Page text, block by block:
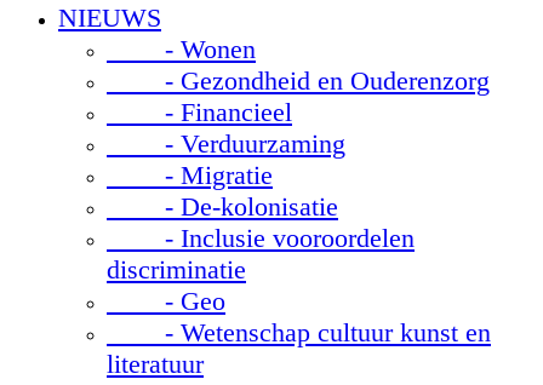
NIEUWS
- Wonen
- Gezondheid en Ouderenzorg
- Financieel
- Verduurzaming
- Migratie
- De-kolonisatie
- Inclusie vooroordelen
discriminatie
- Geo
- Wetenschap cultuur kunst en
literatuur